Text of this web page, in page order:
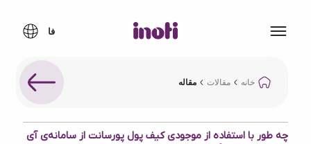
خانه مقالات مقاله
چه طور با استفاده از موجودی کیف پول پورسانت از سامانه‌ی آی